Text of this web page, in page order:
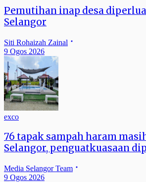
Pemutihan inap desa
Selangor
Siti Rohaizah Zainal
9 Ogos 2026
exco
76 tapak sampah haram
Selangor, penguatkuasaan
Media Selangor Team
9 Ogos 2026